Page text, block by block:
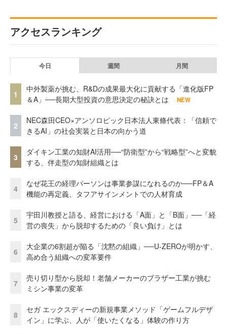
アクセスランキング
今日 週間 月間
1
中外製薬が挑む、R&Dの成果最大化に貢献する「進化版FP
＆A」──長期大型投資の意思決定の秘訣とは
NEW
2
NEC森田CEO×アンソロピック日本法人東條代表：「信頼で
きるAI」の社会実装と日本の向かう道
3
ダイキン工業の知財AI活用──“防衛型”から“戦略型”へと変貌
する、伴走型の知財組織とは
4
なぜ花王の経理パーソンは事業参謀になれるのか──FP＆A
機能の再定義、タフアサインメントでの人材育成
5
宇田川教授と語る、経営における「A面」と「B面」──「経
営の喪失」から脱却するための「良い負け」とは
6
大企業の6割超が陥る「沈黙の組織」──U-ZEROが明かす、
高め合う組織への変革要件
7
売り切り型から脱却！老舗メーカーのブラザー工業が挑む
ミシン事業の変革
8
セガ エックスディーの新規事業メソッド「ゲームフルデザ
イン」に学ぶ、人が「使いたくなる」体験の作り方